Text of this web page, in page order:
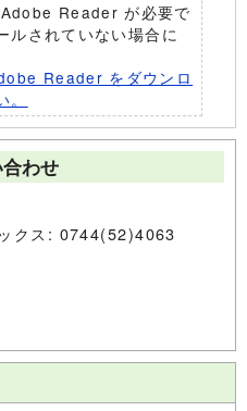
Reader が必要で
ルされていない場合に
Reader をダウンロ
わせ
クス: 0744(52)4063